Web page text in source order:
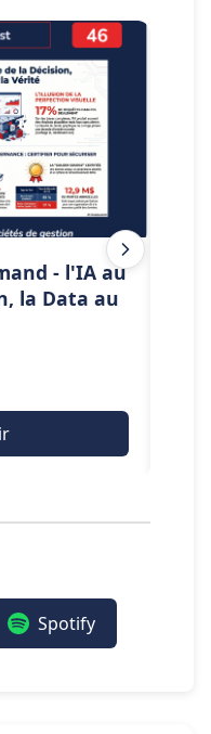
- l'IA au
la Data au
Spotify